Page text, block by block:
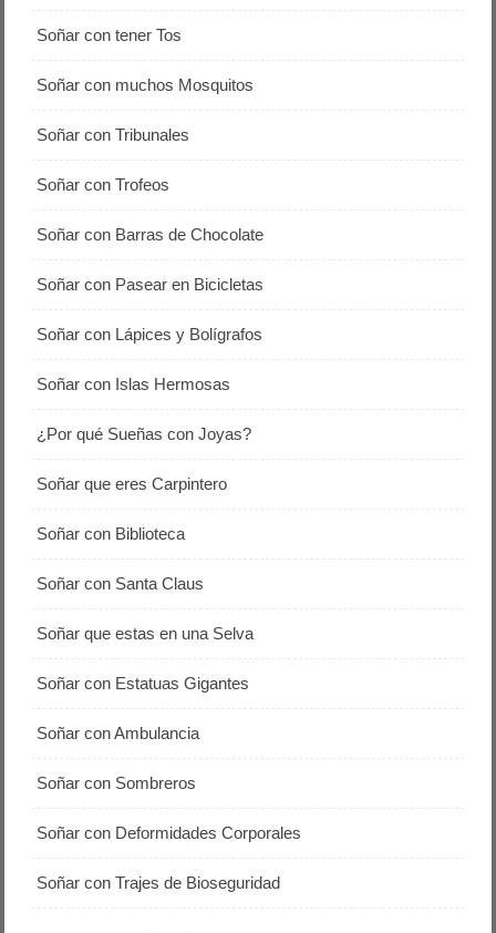
Soñar con tener Tos
Soñar con muchos Mosquitos
Soñar con Tribunales
Soñar con Trofeos
Soñar con Barras de Chocolate
Soñar con Pasear en Bicicletas
Soñar con Lápices y Bolígrafos
Soñar con Islas Hermosas
¿Por qué Sueñas con Joyas?
Soñar que eres Carpintero
Soñar con Biblioteca
Soñar con Santa Claus
Soñar que estas en una Selva
Soñar con Estatuas Gigantes
Soñar con Ambulancia
Soñar con Sombreros
Soñar con Deformidades Corporales
Soñar con Trajes de Bioseguridad